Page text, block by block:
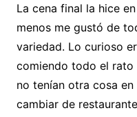
La cena final la hice
menos me gustó de
variedad. Lo curioso
comiendo todo el rato
no tenían otra cosa
cambiar de